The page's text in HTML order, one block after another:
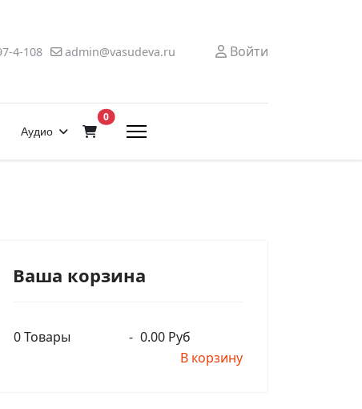
4-108 admin@vasudeva.ru Войти
Аудио
0В корзину
Ваша корзина
0Товары - 0.00 Руб
В корзину